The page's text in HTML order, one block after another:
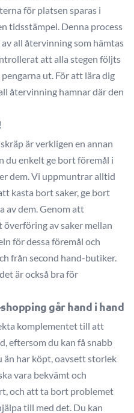
för platsen sparas i
tidsstämpel. Denna process
all återvinning som hämtas
att alla stegen följts
ut. För att lära dig
återvinning hamnar där den
är verkligen en annan
du enkelt ge bort föremål i
dem. Vi uppmuntrar alltid
kasta bort saker, ge bort
av dem. Genom att
av saker mellan
för dessa föremål och
från second hand-butiker.
är också bra för
går hand i hand
komplementet till att
eftersom du kan få snabb
än har köpt, oavsett storlek
vara bekvämt och
och att ta bort problemet
till med det. Du kan